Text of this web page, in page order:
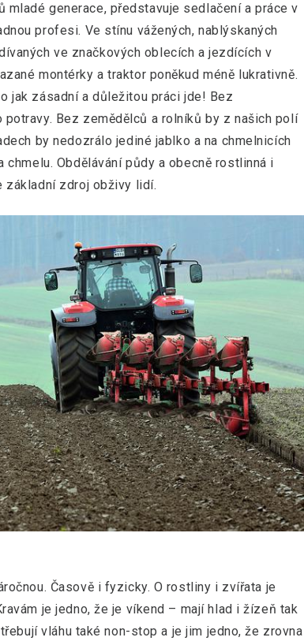
mladé generace, představuje sedlačení a práce v
profesi. Ve stínu vážených, nablýskaných
ve značkových oblecích a jezdících v
montérky a traktor poněkud méně lukrativně.
jak zásadní a důležitou práci jde! Bez
Bez zemědělců a rolníků by z našich polí
by nedozrálo jediné jablko a na chmelnicích
Obdělávání půdy a obecně rostlinná i
základní zdroj obživy lidí.
Časově i fyzicky. O rostliny i zvířata je
je jedno, že je víkend – mají hlad i žízeň tak
vláhu také non-stop a je jim jedno, že zrovna